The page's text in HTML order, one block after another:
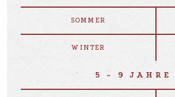
SOMMER
WINTER
5 - 9 JAHRE